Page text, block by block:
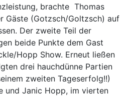
brachte Thomas
Gäste (Gotzsch/Goltzsch) auf
Der zweite Teil der
beide Punkte dem Gast
Hopp Show. Erneut ließen
drei hauchdünne Partien
zweiten Tageserfolg!!)
und Janic Hopp, im vierten